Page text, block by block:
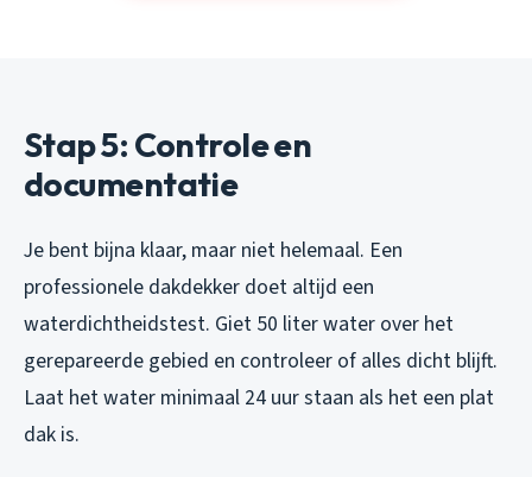
Stap 5: Controle en
documentatie
Je bent bijna klaar, maar niet helemaal. Een
professionele dakdekker doet altijd een
waterdichtheidstest. Giet 50 liter water over het
gerepareerde gebied en controleer of alles dicht blijft.
Laat het water minimaal 24 uur staan als het een plat
dak is.